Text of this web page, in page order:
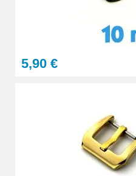
attache sans
Lot
23,90 €
Pointeau
5,90 €